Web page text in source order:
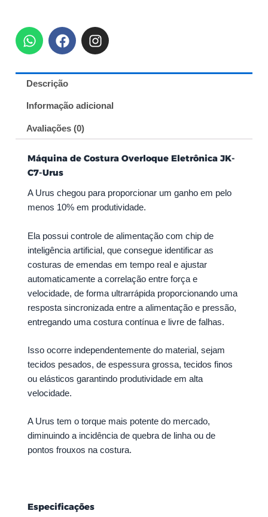
W
h
t
s
a
p
F
a
e
b
o
o
k
I
n
t
g
m
Descrição
Informação adicional
Avaliações (0)
Máquina de Costura Overloque Eletrônica JK-
C7-Urus
A Urus chegou para proporcionar um ganho em pelo
menos 10% em produtividade.
Ela possui controle de alimentação com chip de
inteligência artificial, que consegue identificar as
costuras de emendas em tempo real e ajustar
automaticamente a correlação entre força e
velocidade, de forma ultrarrápida proporcionando uma
resposta sincronizada entre a alimentação e pressão,
entregando uma costura contínua e livre de falhas.
Isso ocorre independentemente do material, sejam
tecidos pesados, de espessura grossa, tecidos finos
ou elásticos garantindo produtividade em alta
velocidade.
A Urus tem o torque mais potente do mercado,
diminuindo a incidência de quebra de linha ou de
pontos frouxos na costura.
Especificações